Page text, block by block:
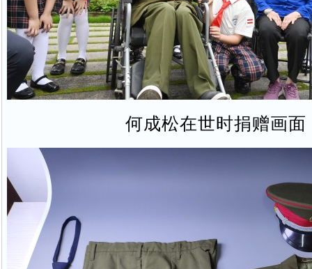
何成松在世时捐赠画面